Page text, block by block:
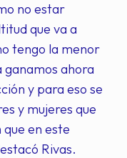
no estar
que va a
tengo la menor
ganamos ahora
y para eso se
y mujeres que
en este
Rivas.